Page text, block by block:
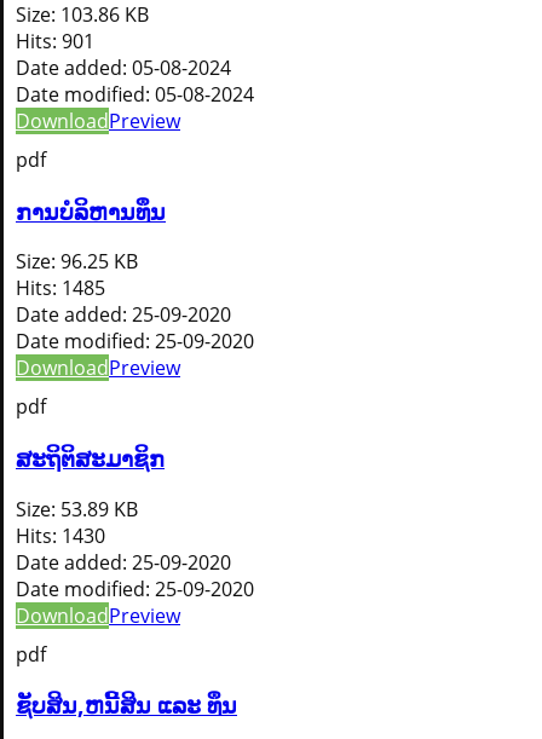
Size: 103.86 KB
Hits: 901
Date added: 05-08-2024
Date modified: 05-08-2024
DownloadPreview
pdf
ການບໍລິຫານທຶນ
Size: 96.25 KB
Hits: 1485
Date added: 25-09-2020
Date modified: 25-09-2020
DownloadPreview
pdf
ສະຖິຕິສະມາຊິກ
Size: 53.89 KB
Hits: 1430
Date added: 25-09-2020
Date modified: 25-09-2020
DownloadPreview
pdf
ຊັບສິນ,ຫນີ້ສິນ ແລະ ທຶນ